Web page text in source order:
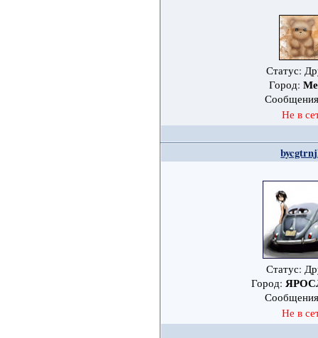
Статус:
Город:
Не в
Статус:
Город:
Не в